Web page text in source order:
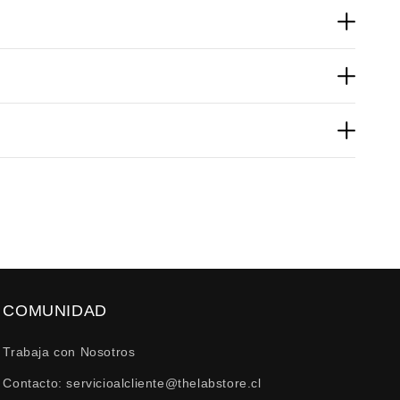
desde el cual se visualicen las
COMUNIDAD
Trabaja con Nosotros
Contacto: servicioalcliente@thelabstore.cl